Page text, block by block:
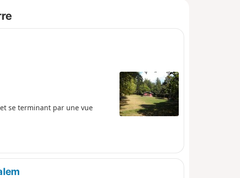
se terminant par une vue